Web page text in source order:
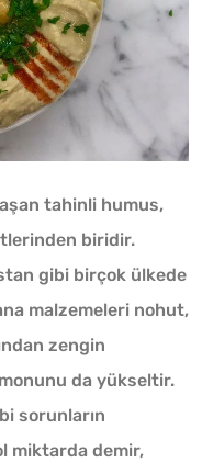
tahinli humus,
biridir.
gibi birçok ülkede
malzemeleri nohut,
zengin
da yükseltir.
sorunların
miktarda demir,